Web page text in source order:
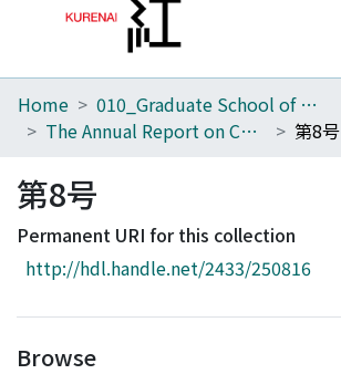
Home
Browse
Download Ranking
Access Statistics
Home
010_Graduate School of Letters
The Annual Report on Christian Studies
第8号
第8号
Permanent URI for this collection
http://hdl.handle.net/2433/250816
Browse